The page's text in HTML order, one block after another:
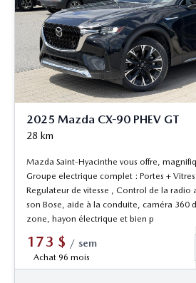
2025 Mazda CX-90 PHEV GT
28 km
Mazda Saint-Hyacinthe vous offre,
Groupe electrique complet : Portes +
Regulateur de vitesse , Control de la radio
son Bose, aide à la conduite, caméra 360
zone, hayon électrique et bien p
173 $ / sem
Achat 96 mois